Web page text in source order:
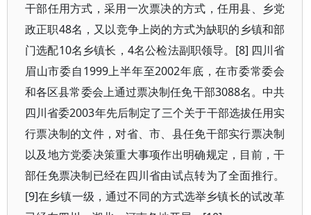
干部任用方式，采用一次票决的方式，任用县、乡党
政正职48名，又以竞争上岗的方式为缺职的乡镇和部
门选配10名乡镇长，4名公检法副职领导。[8] 四川省
眉山市委自1999上半年至2002年底，在市委常委会
和各区县常委会上通过票决制任免干部3088名。中共
四川省委2003年先后制定了三个关于干部选拔任用实
行票决制的文件，对省、市、县任免干部实行票决制
以及地方党委决策重大事项作出明确规定，目前，干
部任免票决制已经在四川省由试点转为了全面推行。
[9]在乡镇一级，通过不同的方式选举乡镇长的试改革